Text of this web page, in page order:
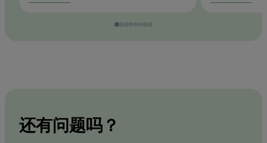
还有问题吗？